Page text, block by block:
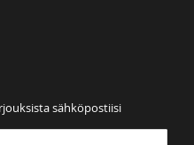
sähköpostiisi